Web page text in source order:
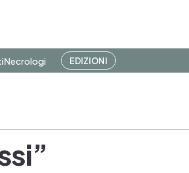
Necrologi EDIZIONI